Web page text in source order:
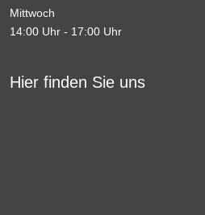
Mittwoch
14:00 Uhr - 17:00 Uhr
Hier finden Sie uns